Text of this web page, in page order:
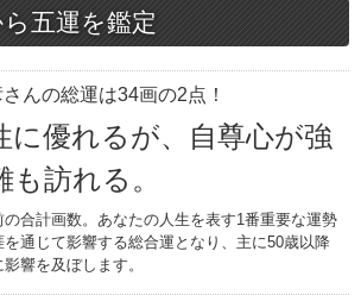
五運を鑑定
んの総運は34画の2点！
に優れるが、自尊心が強
も訪れる。
の合計画数。あなたの人生を表す1番重要な運勢
を通じて影響する総合運となり、主に50歳以降
響を及ぼします。